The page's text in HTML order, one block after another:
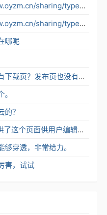
欧阳: https://www.oyzm.cn/sharing/typecho-alioss-stor...
欧阳: https://www.oyzm.cn/sharing/typecho-alioss-stor...
哪呢
老段同学: 怎么没有下载页？发布页也没有了。
的？
蒙需: WP 貌似提供了这个页面供用户编辑了。
够穿透，非常给力。
害，试试